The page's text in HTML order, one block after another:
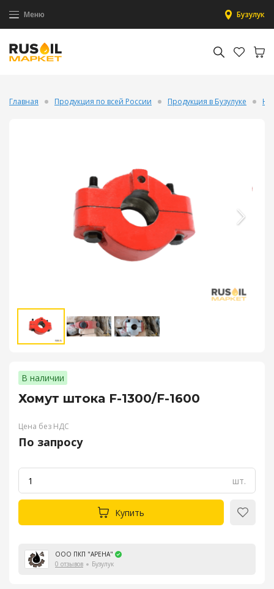
Меню Бузулук
Главная Продукция по всей России Продукция в Бузулуке
В наличии
Хомут штока F-1300/F-1600
Цена без НДС
По запросу
шт.
Купить
ООО ПКП "АРЕНА"
0 отзывов
Бузулук